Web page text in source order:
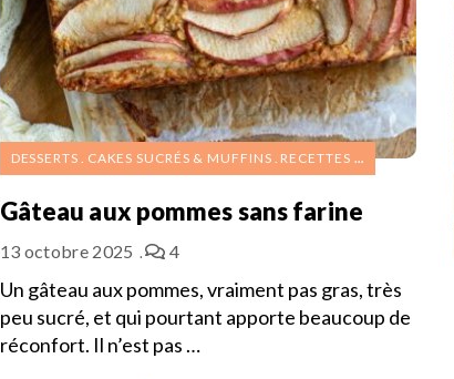
DESSERTS CAKES SUCRÉS & MUFFINS RECETTES SUCRÉES
Gâteau aux pommes sans farine
13 octobre 2025 4
Un gâteau aux pommes, vraiment pas gras, très
peu sucré, et qui pourtant apporte beaucoup de
réconfort. Il n’est pas …